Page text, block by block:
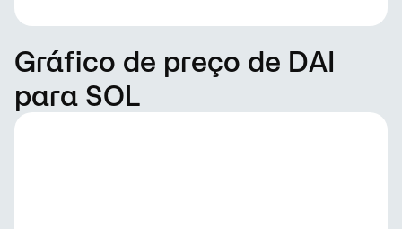
Gráfico de preço de DAI
para SOL